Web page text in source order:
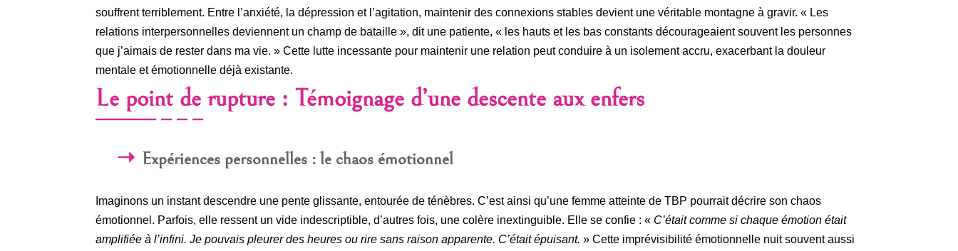
souffrent terriblement. Entre l’anxiété, la dépression et l’agitation, maintenir des connexions stables devient une véritable montagne à gravir. « Les
relations interpersonnelles deviennent un champ de bataille », dit une patiente, « les hauts et les bas constants décourageaient souvent les personnes
que j’aimais de rester dans ma vie. » Cette lutte incessante pour maintenir une relation peut conduire à un isolement accru, exacerbant la douleur
mentale et émotionnelle déjà existante.
Le point de rupture : Témoignage d’une descente aux enfers
Expériences personnelles : le chaos émotionnel
Imaginons un instant descendre une pente glissante, entourée de ténèbres. C’est ainsi qu’une femme atteinte de TBP pourrait décrire son chaos
émotionnel. Parfois, elle ressent un vide indescriptible, d’autres fois, une colère inextinguible. Elle se confie : « C’était comme si chaque émotion était
amplifiée à l’infini. Je pouvais pleurer des heures ou rire sans raison apparente. C’était épuisant. » Cette imprévisibilité émotionnelle nuit souvent aussi